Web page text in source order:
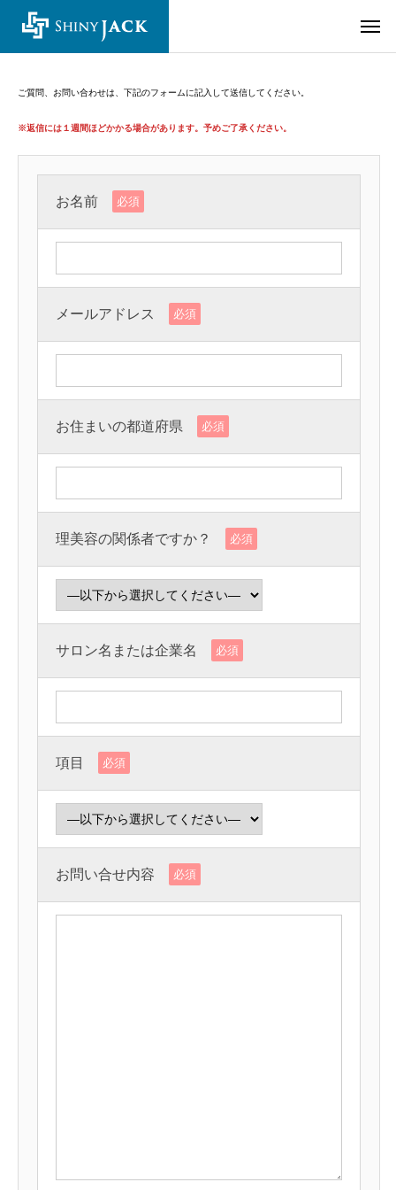
ご質問、お問い合わせは、下記のフォームに記入して送信してください。
※返信には１週間ほどかかる場合があります。予めご了承ください。
お名前 必須
メールアドレス 必須
お住まいの都道府県 必須
理美容の関係者ですか？ 必須
サロン名または企業名 必須
項目 必須
お問い合せ内容 必須